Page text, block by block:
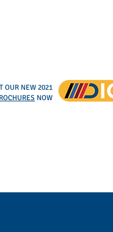
OUR NEW 2021
NOW